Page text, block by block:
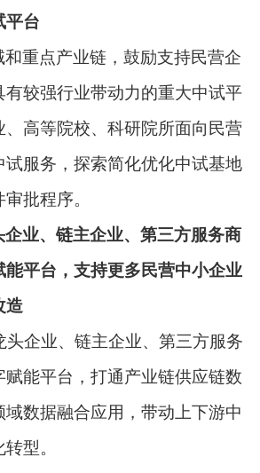
平台
和重点产业链，鼓励支持民营企
有较强行业带动力的重大中试平
、高等院校、科研院所面向民营
试服务，探索简化优化中试基地
批程序。
企业、链主企业、第三方服务商
能平台，支持更多民营中小企业
造
企业、链主企业、第三方服务
能平台，打通产业链供应链数
数据融合应用，带动上下游中
型。